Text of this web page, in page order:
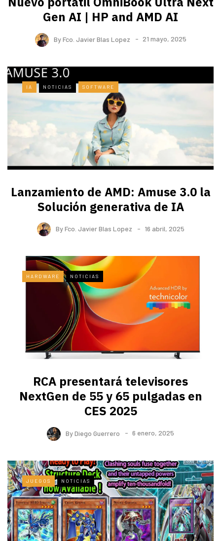
Gen AI | HP and AMD AI
ByFco. Javier Blas Lopez 21 mayo, 2025
IA NOTICIAS SOFTWARE
Lanzamiento de AMD: Amuse 3.0 la
Solución generativa de IA
ByFco. Javier Blas Lopez 16 abril, 2025
HARDWARE NOTICIAS
RCA presentará televisores
NextGen de 55 y 65 pulgadas en
CES 2025
ByDiego Guerrero 6 enero, 2025
JUEGOS NOTICIAS